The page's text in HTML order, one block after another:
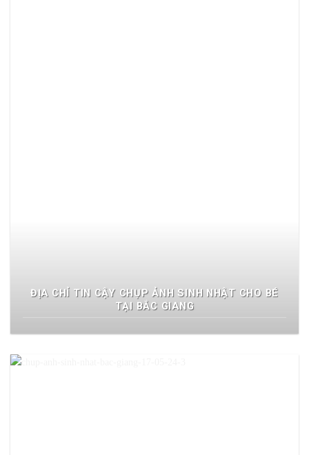
ĐỊA CHỈ TIN CẬY CHỤP ẢNH SINH NHẬT CHO BÉ
TẠI BẮC GIANG